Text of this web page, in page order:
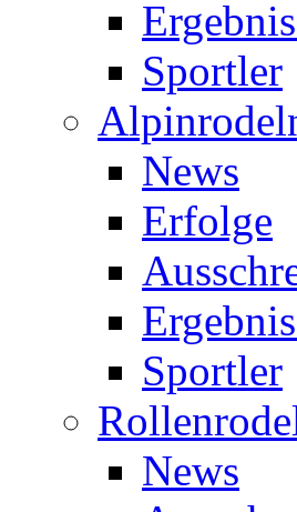
Sportler
News
Erfolge
Sportler
News